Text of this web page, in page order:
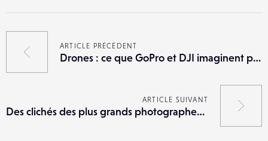
ARTICLE PRÉCÉDENT
Drones : ce que GoPro et DJI imaginent pour le futur
ARTICLE SUIVANT
Des clichés des plus grands photographes de chez Magnum en vente pour 100$